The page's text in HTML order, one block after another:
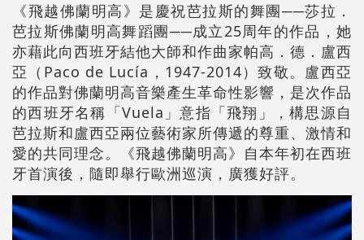
《飛越佛蘭明高》是慶祝芭拉斯的舞團──莎拉．
芭拉斯佛蘭明高舞蹈團──成立25周年的作品，她
亦藉此向西班牙結他大師和作曲家帕高．德．盧西
亞（Paco de Lucía，1947-2014）致敬。盧西亞
的作品對佛蘭明高音樂產生革命性影響，是次作品
的西班牙名稱「Vuela」意指「飛翔」，構思源自
芭拉斯和盧西亞兩位藝術家所傳遞的尊重、激情和
愛的共同理念。《飛越佛蘭明高》自本年初在西班
牙首演後，隨即舉行歐洲巡演，廣獲好評。